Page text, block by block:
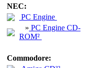
NEC:
PC Engine
» PC Engine CD-
ROM²
Commodore: